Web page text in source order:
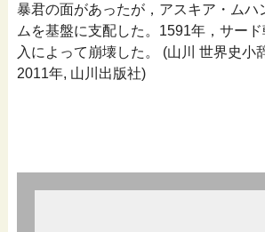
暴君の面があったが，アスキア・ムハ
ムを基盤に支配した。1591年，サー
入によって崩壊した。 (山川 世界史小
2011年, 山川出版社)